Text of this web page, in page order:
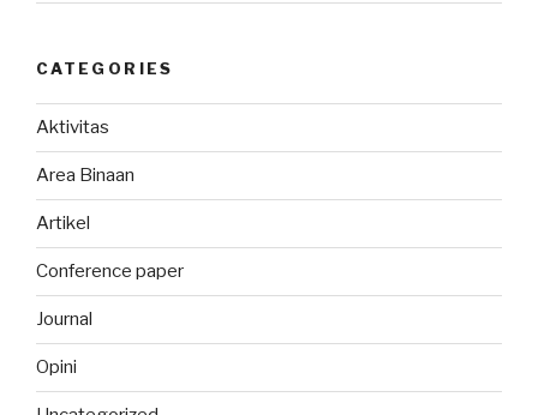
CATEGORIES
Aktivitas
Area Binaan
Artikel
Conference paper
Journal
Opini